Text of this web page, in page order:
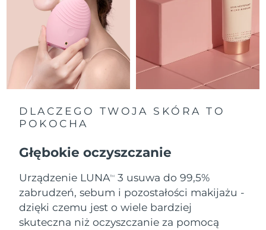
DLACZEGO TWOJA SKÓRA TO
POKOCHA
Głębokie oczyszczanie
Urządzenie LUNATM
3 usuwa do 99,5%
zabrudzeń, sebum i pozostałości makijażu -
dzięki czemu jest o wiele bardziej
skuteczna niż oczyszczanie za pomocą
Holandia
8/9/26
Nowa Zelandia
Oczekiwany czas dostawy
8/9/26
Filipiny
Polska
Oczekiwany czas dostawy